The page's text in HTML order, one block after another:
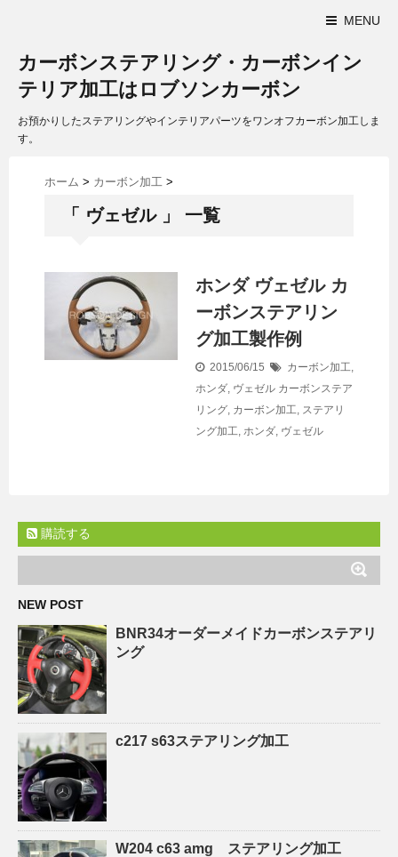
MENU
カーボンステアリング・カーボンイン
テリア加工はロブソンカーボン
お預かりしたステアリングやインテリアパーツをワンオフカーボン加工しま
す。
ホーム > カーボン加工 >
「 ヴェゼル 」 一覧
ホンダ ヴェゼル カ
ーボンステアリン
グ加工製作例
2015/06/15 カーボン加工,
ホンダ, ヴェゼル カーボンステア
リング, カーボン加工, ステアリ
ング加工, ホンダ, ヴェゼル
購読する
NEW POST
BNR34オーダーメイドカーボンステアリ
ング
c217 s63ステアリング加工
W204 c63 amg ステアリング加工